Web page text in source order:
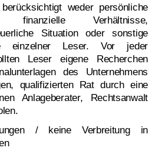
weder persönliche
finanzielle Verhältnisse,
Situation oder sonstige
einzelner Leser. Vor jeder
Leser eigene Recherchen
des Unternehmens
qualifizierten Rat durch eine
Anlageberater, Rechtsanwalt
/ keine Verbreitung in